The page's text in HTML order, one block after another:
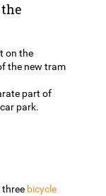
on the
the new tram
part of
park.
three bicycle